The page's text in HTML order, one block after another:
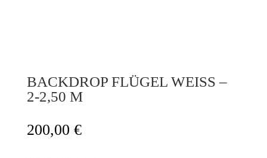
BACKDROP FLÜGEL WEISS – 2
-2,50 M
200,00 €